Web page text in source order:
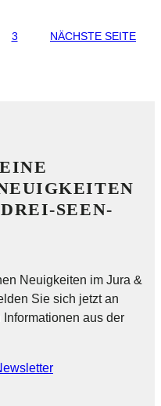
3 NÄCHSTE SEITE
SEEN-
Neuigkeiten im Jura &
Sie sich jetzt an
aus der